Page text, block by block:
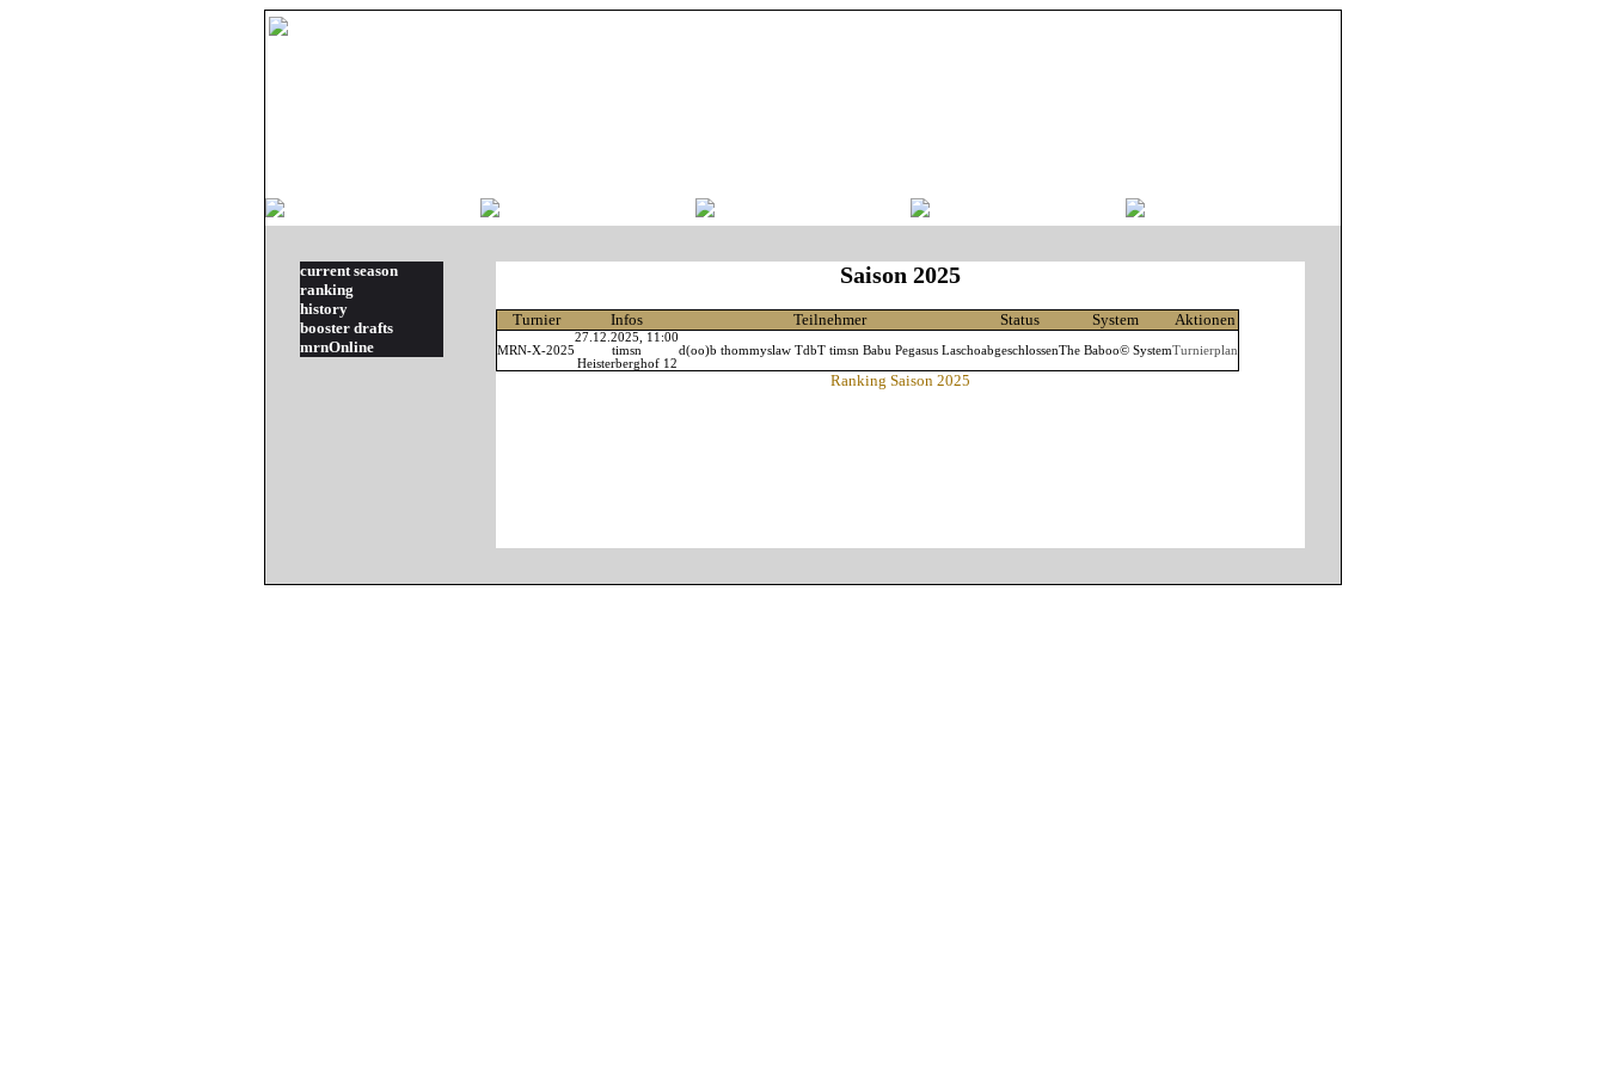
current season
ranking
history
booster drafts
mrnOnline
Saison 2025
Turnier Infos Teilnehmer Status System Aktionen
MRN-X-2025
27.12.2025, 11:00
timsn
Heisterberghof 12
d(oo)b thommyslaw TdbT timsn Babu Pegasus LaschoabgeschlossenThe Baboo© SystemTurnierplan
Ranking Saison 2025